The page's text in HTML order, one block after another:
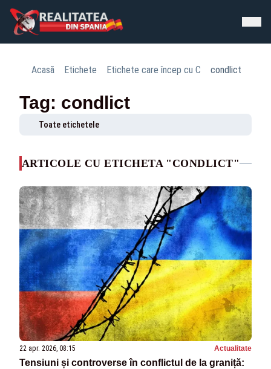
Acasă Etichete Etichete care încep cu C condlict
Tag: condlict
Toate etichetele
ARTICOLE CU ETICHETA "CONDLICT"
22 apr. 2026, 08:15 Actualitate
Tensiuni și controverse în conflictul de la graniță: